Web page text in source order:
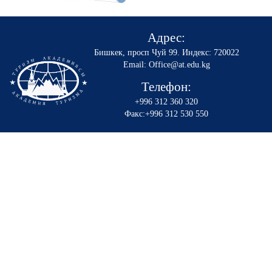
Адрес:
Бишкек, просп Чуй 99. Индекс: 720022
Email: Office@at.edu.kg
Телефон:
+996 312 360 320
Факс:+996 312 530 550